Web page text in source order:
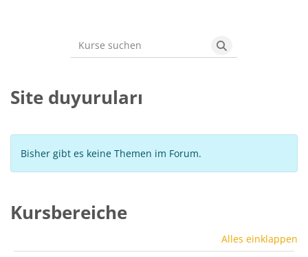
Kurse suchen
Kurse suchen
Site duyuruları
Bisher gibt es keine Themen im Forum.
Kursbereiche
Alles einklappen